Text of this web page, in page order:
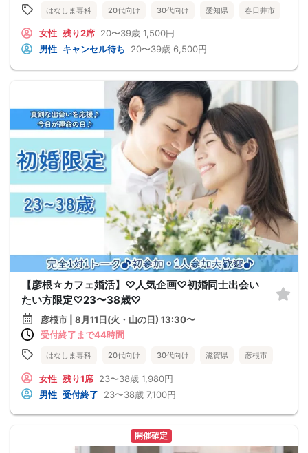
はなしま専科 20代向け 30代向け 愛知県 春日井市
女性 残り2席 20〜39歳 1,500円
男性 キャンセル待ち 20〜39歳 6,500円
【彦根☆カフェ婚活】♡人気企画♡初婚同士出会い
たい方限定♡23〜38歳♡
彦根市 | 8月11日(火・山の日) 13:30〜
受付終了まで44時間
はなしま専科 20代向け 30代向け 滋賀県 彦根市
女性 残り1席 23〜38歳 1,980円
男性 受付終了 23〜38歳 7,100円
開催確定